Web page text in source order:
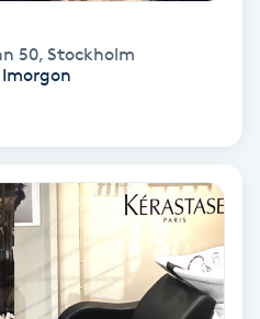
50, Stockholm
Imorgon